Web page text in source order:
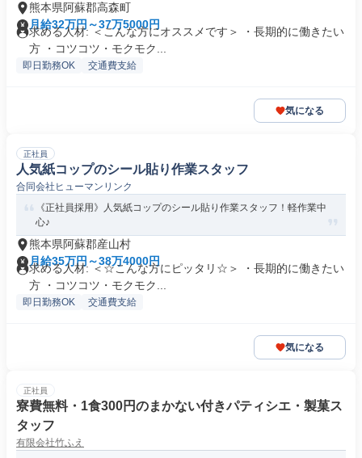
熊本県阿蘇郡高森町
月給32万円～37万5000円
求める人材: ＜こんな方にオススメです＞ ・長期的に働きたい
方 ・コツコツ・モクモク...
即日勤務OK 交通費支給
気になる
正社員
人気紙コップのシール貼り作業スタッフ
合同会社ヒューマンリンク
《正社員採用》人気紙コップのシール貼り作業スタッフ！軽作業中
心♪
熊本県阿蘇郡産山村
月給35万円～38万4000円
求める人材: ＜☆こんな方にピッタリ☆＞ ・長期的に働きたい
方 ・コツコツ・モクモク...
即日勤務OK 交通費支給
気になる
正社員
寮費無料・1食300円のまかない付きパティシエ・製菓ス
タッフ
有限会社竹ふえ